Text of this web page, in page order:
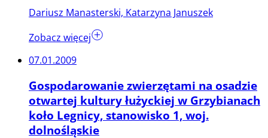
Dariusz Manasterski, Katarzyna Januszek
Zobacz więcej
07.01.2009
Gospodarowanie zwierzętami na osadzie
otwartej kultury łużyckiej w Grzybianach
koło Legnicy, stanowisko 1, woj.
dolnośląskie